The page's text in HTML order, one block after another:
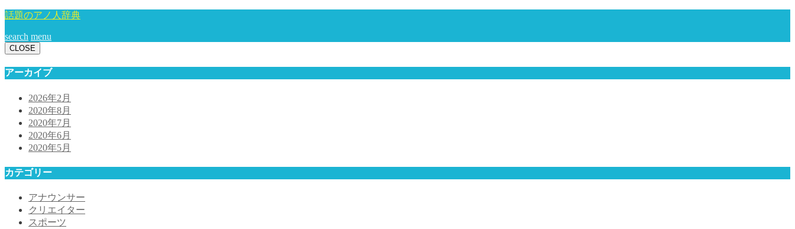
話題のアノ人辞典
search menu
CLOSE
アーカイブ
2026年2月
2020年8月
2020年7月
2020年6月
2020年5月
カテゴリー
アナウンサー
クリエイター
スポーツ